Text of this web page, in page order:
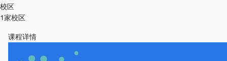
校区
1家校区
课程详情